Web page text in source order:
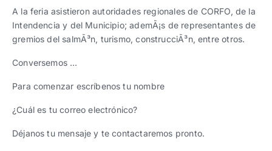
A la feria asistieron autoridades regionales de CORFO, de la
Intendencia y del Municipio; ademÃ¡s de representantes de
gremios del salmÃ³n, turismo, construcciÃ³n, entre otros.
Conversemos …
Para comenzar escríbenos tu nombre
¿Cuál es tu correo electrónico?
Déjanos tu mensaje y te contactaremos pronto.